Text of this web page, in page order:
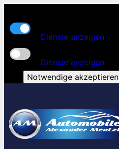
Dienste anzeigen
Dienste anzeigen
Notwendige akzeptieren